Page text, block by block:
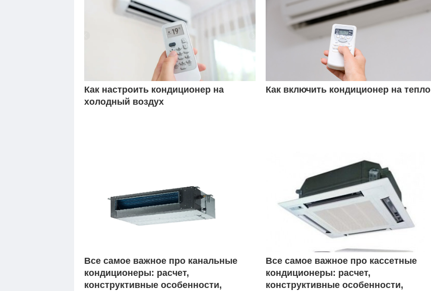
Как настроить кондиционер на
холодный воздух
Как включить кондиционер на тепло
Все самое важное про канальные
кондиционеры: расчет,
конструктивные особенности,
Все самое важное про кассетные
кондиционеры: расчет,
конструктивные особенности,